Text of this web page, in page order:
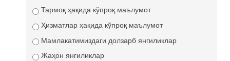
Тармоқ ҳақида кўпроқ маълумот
Ҳизматлар ҳақида кўпроқ маълумот
Мамлакатимиздаги долзарб янгиликлар
Жаҳон янгиликлар